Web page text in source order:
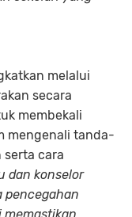
melalui
secara
membekali
mengenali tanda-
cara
dan konselor
pencegahan